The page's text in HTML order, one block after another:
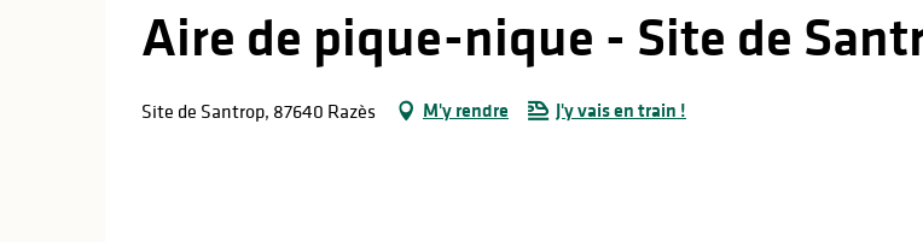
Aire de pique-nique - Site de
Site de Santrop, 87640 Razès M'y rendre J'y vais en train !